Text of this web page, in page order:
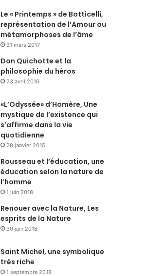
Le « Printemps » de Botticelli,
représentation de l’Amour ou
métamorphoses de l’âme
31 mars 2017
Don Quichotte et la
philosophie du héros
23 avril 2016
«L’Odyssée» d’Homère, Une
mystique de l’existence qui
s’affirme dans la vie
quotidienne
28 janvier 2015
Rousseau et l’éducation, une
éducation selon la nature de
l’homme
1 juin 2018
Renouer avec la Nature, Les
esprits de la Nature
30 juin 2018
Saint Michel, une symbolique
très riche
1 septembre 2018